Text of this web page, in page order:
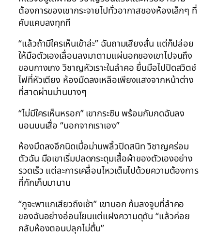
ต้องการของเขากระจายไปทั่วอากาสของห้องเล็กๆ ที่
คับแคบลงทุกที
“แล้วถ้ามีใครเห็นเข้าล่ะ” ฉันถามเสียงสั่น แต่ก็ปล่อย
ให้มือตัวเองเลื่อนลงมาตามแผ่นอกของเขาไปจนถึง
ขอบกางเกง วิชาญหัวเราะในลำคอ ยื่นมือไปปิดสวิตช์
ไฟที่หัวเตียง ห้องมืดลงเหลือเพียงแสงจากหน้าต่าง
ที่สาดผ่านม่านบางๆ
“ไม่มีใครเห็นหรอก” เขากระซิบ พร้อมกับกดฉันลง
นอนบนเสื่อ “นอกจากเราเอง”
ห้องมืดลงอีกนิดเมื่อม่านพลิ้วปิดสนิท วิชาญคร่อม
ตัวฉัน มือเขาเริ่มปลดกระดุมเสื้อผ้าของตัวเองอย่าง
รวดเร็ว แต่ละการเคลื่อนไหวเต็มไปด้วยความต้องการ
ที่กักเก็บมานาน
“กูจะพาแกเสียวถึงเช้า” เขาบอก ก้มลงจูบที่ลำคอ
ของฉันอย่างอ่อนโยนแต่แฝงความดุดัน “แล้วค่อย
กลับห้องตอนปลุกไม่ตื่น”